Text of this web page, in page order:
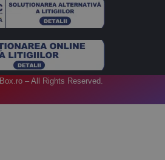
– All Rights Reserved.